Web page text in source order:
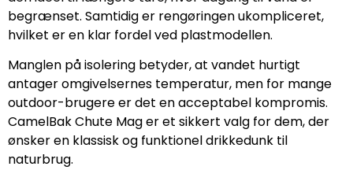
begrænset. Samtidig er rengøringen ukompliceret,
hvilket er en klar fordel ved plastmodellen.
Manglen på isolering betyder, at vandet hurtigt
antager omgivelsernes temperatur, men for mange
outdoor-brugere er det en acceptabel kompromis.
CamelBak Chute Mag er et sikkert valg for dem, der
ønsker en klassisk og funktionel drikkedunk til
naturbrug.